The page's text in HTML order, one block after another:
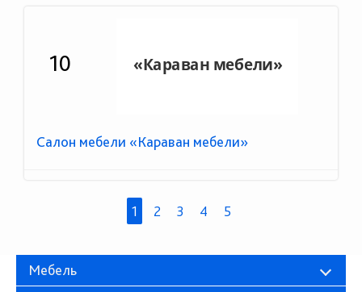
10
Салон мебели «Караван мебели»
1 2 3 4 5
Мебель